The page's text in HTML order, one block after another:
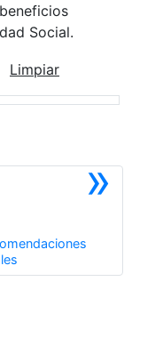
Social.
Limpiar
»
Siguiente